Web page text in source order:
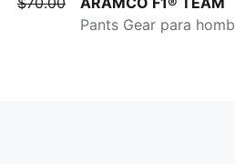
Pants Gear para